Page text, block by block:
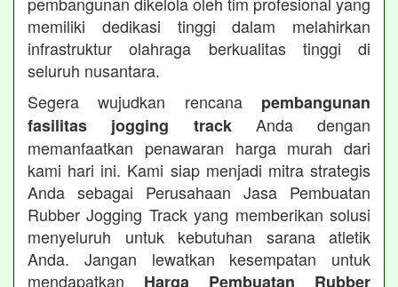
memiliki dedikasi tinggi dalam melahirkan
infrastruktur olahraga berkualitas tinggi di
seluruh nusantara.
Segera wujudkan rencana pembangunan
fasilitas jogging trackAnda dengan
memanfaatkan penawaran harga murah dari
kami hari ini. Kami siap menjadi mitra strategis
Anda sebagai Perusahaan Jasa Pembuatan
Rubber Jogging Track yang memberikan solusi
menyeluruh untuk kebutuhan sarana atletik
Anda. Jangan lewatkan kesempatan untuk
mendapatkan Harga Pembuatan Rubber